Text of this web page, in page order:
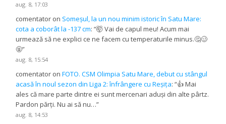
aug. 8, 17:03
comentator on Someșul, la un nou minim istoric în Satu Mare:
cota a coborât la -137 cm: “🤯 Vai de capul meu! Acum mai
urmează să ne explici ce ne facem cu temperaturile minus.🤔🥴
🤬”
aug. 8, 15:54
comentator onFOTO. CSM Olimpia Satu Mare, debut cu stângul
acasă în noul sezon din Liga 2: înfrângere cu Reșița: “👍 Mai
ales că mare parte dintre ei sunt mercenari aduși din alte pârtz.
Pardon părți. Nu ai să nu…”
aug. 8, 14:53